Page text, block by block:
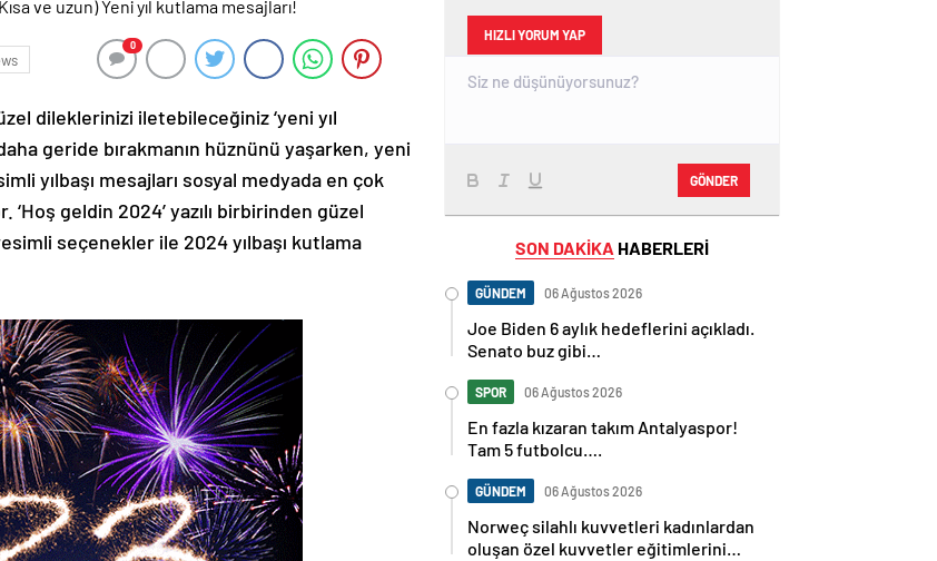
0
dileklerinizi iletebileceğiniz ‘yeni yıl
geride bırakmanın hüznünü yaşarken, yeni
yılbaşı mesajları sosyal medyada en çok
‘Hoş geldin 2024’ yazılı birbirinden güzel
seçenekler ile 2024 yılbaşı kutlama
HIZLI YORUM YAP
GÖNDER
SON DAKİKA HABERLERİ
GÜNDEM 06 Ağustos 2026
Joe Biden 6 aylık hedeflerini açıkladı.
Senato buz gibi…
SPOR 06 Ağustos 2026
En fazla kızaran takım Antalyaspor!
Tam 5 futbolcu….
GÜNDEM 06 Ağustos 2026
Norweç silahlı kuvvetleri kadınlardan
oluşan özel kuvvetler eğitimlerini